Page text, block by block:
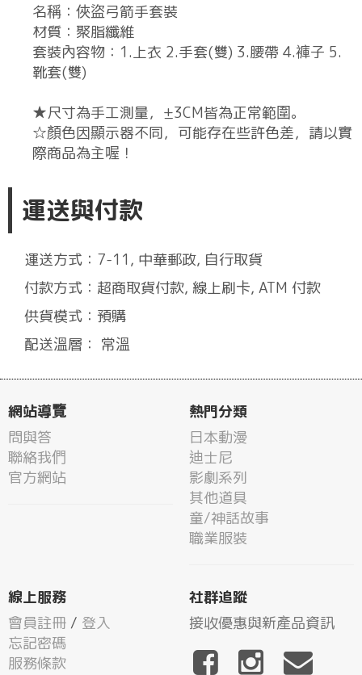
名稱：俠盜弓箭手套裝
材質：聚脂纖維
套裝內容物：1.上衣 2.手套(雙) 3.腰帶 4.褲子 5.
靴套(雙)
★尺寸為手工測量，±3CM皆為正常範圍。
☆顏色因顯示器不同，可能存在些許色差，請以實
際商品為主喔！
運送與付款
運送方式：7-11, 中華郵政, 自行取貨
付款方式：超商取貨付款, 線上刷卡, ATM 付款
供貨模式：預購
配送溫層： 常溫
網站導覽
問與答
聯絡我們
官方網站
熱門分類
日本動漫
迪士尼
影劇系列
其他道具
童/神話故事
職業服裝
線上服務
會員註冊 / 登入
忘記密碼
服務條款
社群追蹤
接收優惠與新產品資訊